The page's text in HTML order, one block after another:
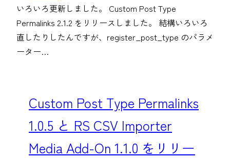
いろいろ更新しました。 Custom Post Type
Permalinks 2.1.2 をリリースしました。 結構いろいろ
直したりしたんですが、register_post_type のパラメ
ーター…
Custom Post Type Permalinks
1.0.5 と RS CSV Importer
Media Add-On 1.1.0 をリリー